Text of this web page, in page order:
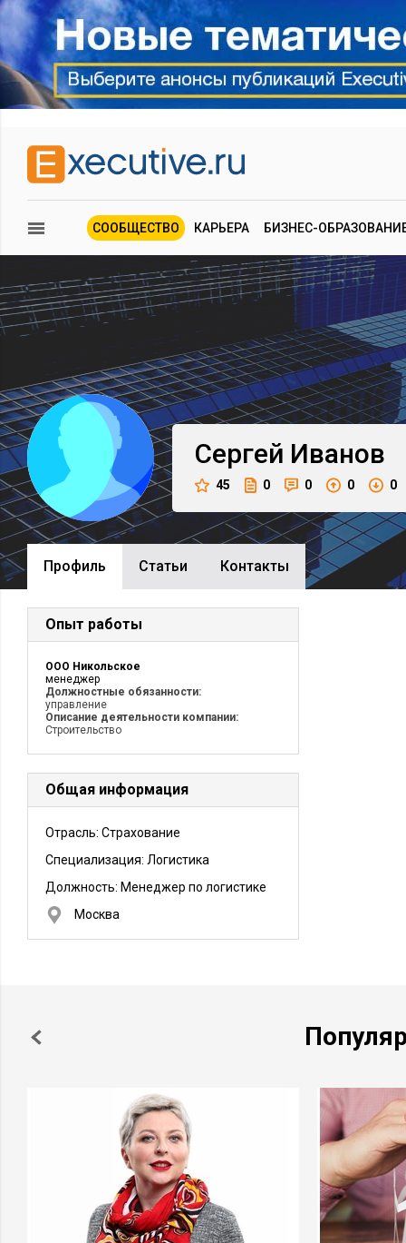
СООБЩЕСТВО КАРЬЕРА БИЗНЕС-
Сергей Иванов
45 0 0 0 0
Профиль Cтатьи Контакты
Опыт работы
ООО Никольское
менеджер
Должностные обязанности:
управление
Описание деятельности компании:
Строительство
Общая информация
Отрасль: Страхование
Специализация: Логистика
Должность: Менеджер по логистике
Москва